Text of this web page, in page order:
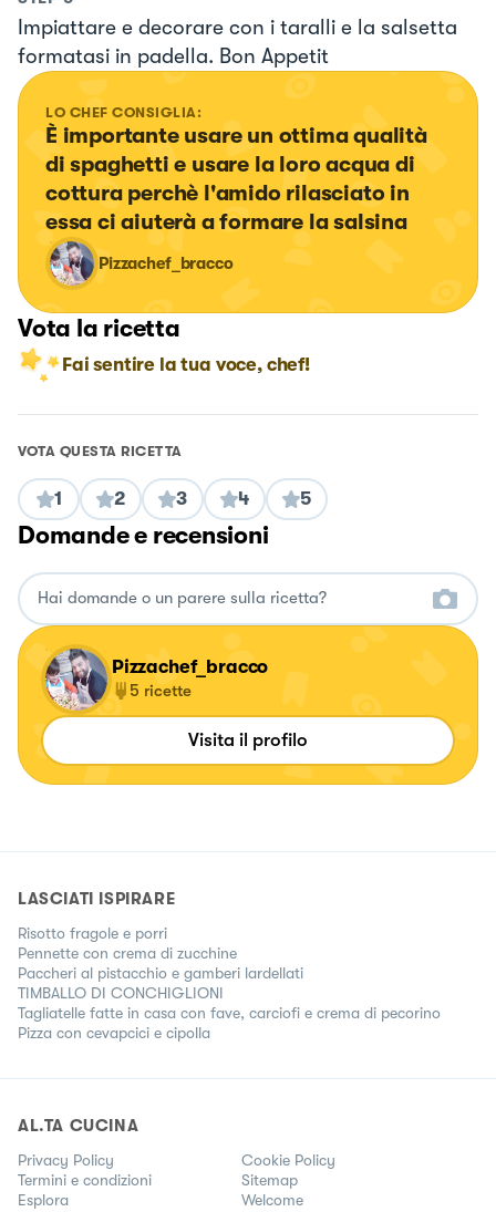
Impiattare e decorare con i taralli e la salsetta
formatasi in padella. Bon Appetit
LO CHEF CONSIGLIA:
È importante usare un ottima qualità
di spaghetti e usare la loro acqua di
cottura perchè l'amido rilasciato in
essa ci aiuterà a formare la salsina
Pizzachef_bracco
Vota la ricetta
Fai sentire la tua voce, chef!
VOTA QUESTA RICETTA
1 2 3 4 5
Domande e recensioni
Pizzachef_bracco
5 ricette
Visita il profilo
LASCIATI ISPIRARE
Risotto fragole e porri
Pennette con crema di zucchine
Paccheri al pistacchio e gamberi lardellati
TIMBALLO DI CONCHIGLIONI
Tagliatelle fatte in casa con fave, carciofi e crema di pecorino
Pizza con cevapcici e cipolla
AL.TA CUCINA
Privacy Policy
Cookie Policy
Termini e condizioni
Sitemap
Esplora
Welcome